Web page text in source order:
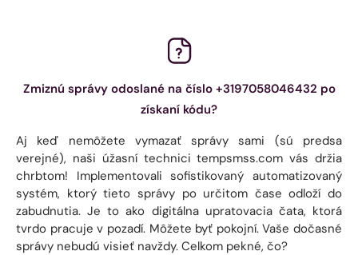
Zmiznú správy odoslané na číslo +3197058046432 po
získaní kódu?
Aj keď nemôžete vymazať správy sami (sú predsa
verejné), naši úžasní technici tempsmss.com vás držia
chrbtom! Implementovali sofistikovaný automatizovaný
systém, ktorý tieto správy po určitom čase odloží do
zabudnutia. Je to ako digitálna upratovacia čata, ktorá
tvrdo pracuje v pozadí. Môžete byť pokojní. Vaše dočasné
správy nebudú visieť navždy. Celkom pekné, čo?